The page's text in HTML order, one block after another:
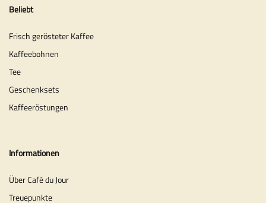
Beliebt
Frisch gerösteter Kaffee
Kaffeebohnen
Tee
Geschenksets
Kaffeeröstungen
Informationen
Über Café du Jour
Treuepunkte